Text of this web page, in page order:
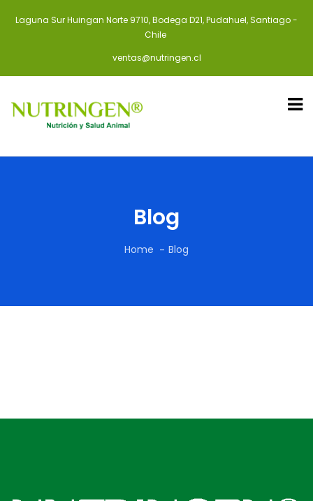
Laguna Sur Huingan Norte 9710, Bodega D21, Pudahuel, Santiago -
Chile
ventas@nutringen.cl
Blog
Home Blog